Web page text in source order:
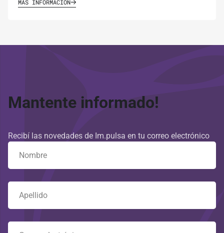
MÁS INFORMACIÓN
Mantente informado!
Recibí las novedades de Im.pulsa en tu correo electrónico